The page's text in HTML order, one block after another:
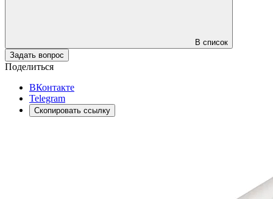
В список
Задать вопрос
Поделиться
ВКонтакте
Telegram
Скопировать ссылку